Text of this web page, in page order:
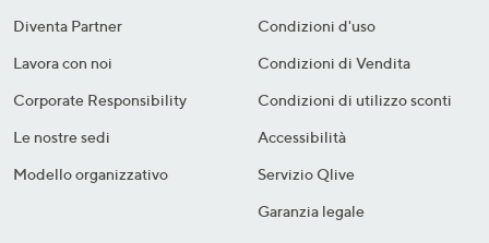
Diventa Partner
Lavora con noi
Corporate Responsibility
Le nostre sedi
Modello organizzativo
Condizioni d'uso
Condizioni di Vendita
Condizioni di utilizzo sconti
Accessibilità
Servizio Qlive
Garanzia legale